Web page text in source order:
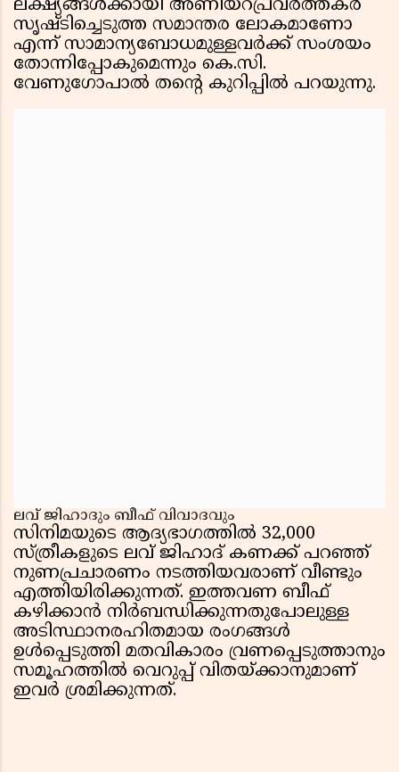
ലക്ഷ്യങ്ങൾക്കായി അണിയറപ്രവർത്തകർ
സൃഷ്ടിച്ചെടുത്ത സമാന്തര ലോകമാണോ
എന്ന് സാമാന്യബോധമുള്ളവർക്ക് സംശയം
തോന്നിപ്പോകുമെന്നും കെ.സി.
വേണുഗോപാൽ തന്റെ കുറിപ്പിൽ പറയുന്നു.
ലവ് ജിഹാദും ബീഫ് വിവാദവും
സിനിമയുടെ ആദ്യഭാഗത്തിൽ 32,000
സ്ത്രീകളുടെ ലവ് ജിഹാദ് കണക്ക് പറഞ്ഞ്
നുണപ്രചാരണം നടത്തിയവരാണ് വീണ്ടും
എത്തിയിരിക്കുന്നത്. ഇത്തവണ ബീഫ്
കഴിക്കാൻ നിർബന്ധിക്കുന്നതുപോലുള്ള
അടിസ്ഥാനരഹിതമായ രംഗങ്ങൾ
ഉൾപ്പെടുത്തി മതവികാരം വ്രണപ്പെടുത്താനും
സമൂഹത്തിൽ വെറുപ്പ് വിതയ്ക്കാനുമാണ്
ഇവർ ശ്രമിക്കുന്നത്.